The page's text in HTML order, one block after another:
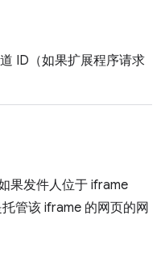
ID（如果扩展程序请求
果发件人位于 iframe
管该 iframe 的网页的网